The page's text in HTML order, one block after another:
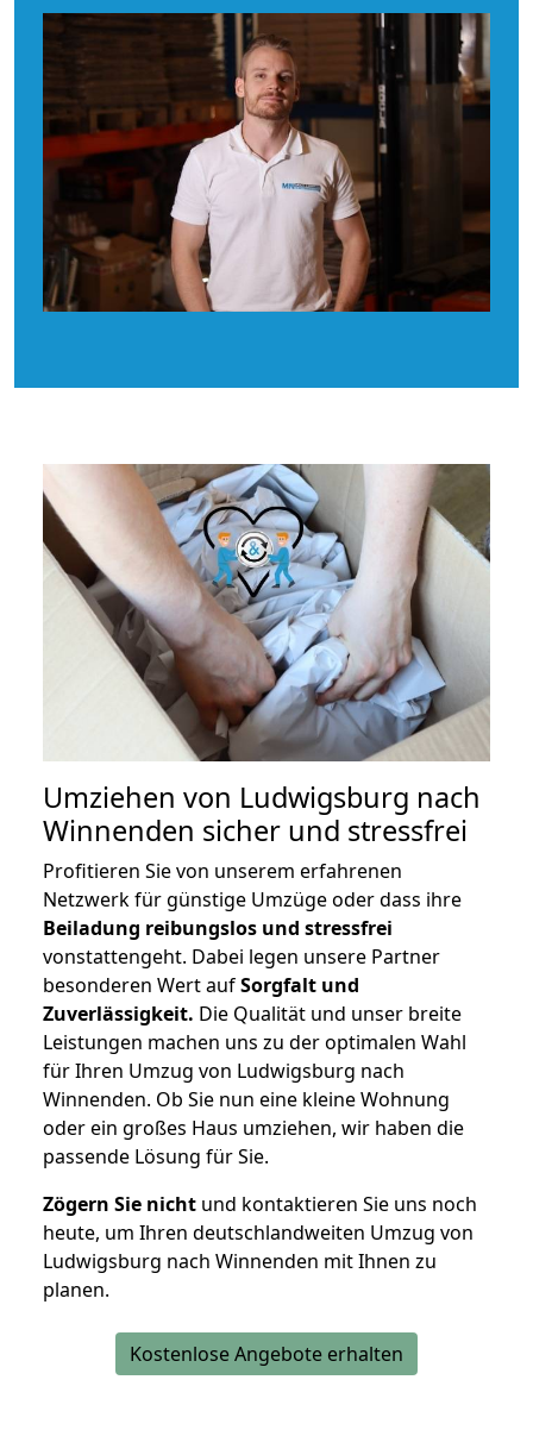
Umziehen von Ludwigsburg nach
Winnenden sicher und stressfrei
Profitieren Sie von unserem erfahrenen
Netzwerk für günstige Umzüge oder dass ihre
Beiladung reibungslos und stressfrei
vonstattengeht. Dabei legen unsere Partner
besonderen Wert aufSorgfalt und
Zuverlässigkeit. Die Qualität und unser breite
Leistungen machen uns zu der optimalen Wahl
für Ihren Umzug von Ludwigsburg nach
Winnenden. Ob Sie nun eine kleine Wohnung
oder ein großes Haus umziehen, wir haben die
passende Lösung für Sie.
Zögern Sie nicht und kontaktieren Sie uns noch
heute, um Ihren deutschlandweiten Umzug von
Ludwigsburg nach Winnenden mit Ihnen zu
planen.
Kostenlose Angebote erhalten